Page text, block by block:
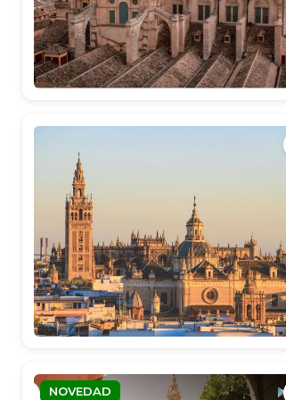
NOVEDAD